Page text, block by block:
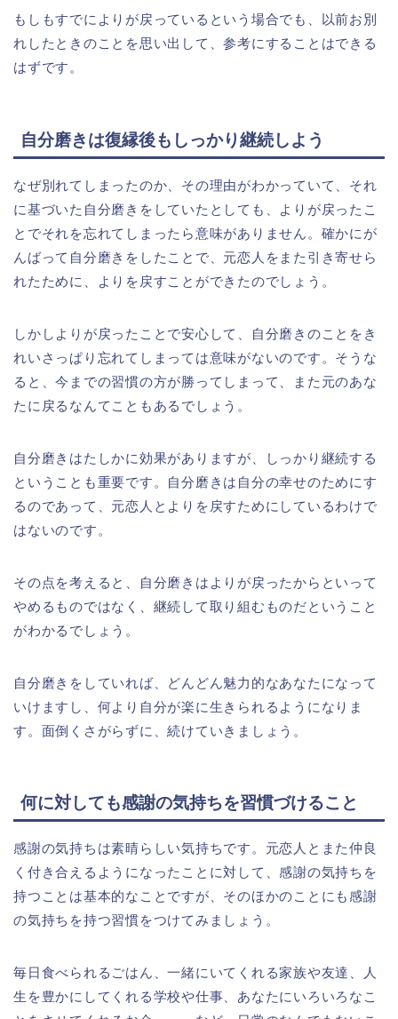
もしもすでによりが戻っているという場合でも、以前お別
れしたときのことを思い出して、参考にすることはできる
はずです。
自分磨きは復縁後もしっかり継続しよう
なぜ別れてしまったのか、その理由がわかっていて、それ
に基づいた自分磨きをしていたとしても、よりが戻ったこ
とでそれを忘れてしまったら意味がありません。確かにが
んばって自分磨きをしたことで、元恋人をまた引き寄せら
れたために、よりを戻すことができたのでしょう。
しかしよりが戻ったことで安心して、自分磨きのことをき
れいさっぱり忘れてしまっては意味がないのです。そうな
ると、今までの習慣の方が勝ってしまって、また元のあな
たに戻るなんてこともあるでしょう。
自分磨きはたしかに効果がありますが、しっかり継続する
ということも重要です。自分磨きは自分の幸せのためにす
るのであって、元恋人とよりを戻すためにしているわけで
はないのです。
その点を考えると、自分磨きはよりが戻ったからといって
やめるものではなく、継続して取り組むものだということ
がわかるでしょう。
自分磨きをしていれば、どんどん魅力的なあなたになって
いけますし、何より自分が楽に生きられるようになりま
す。面倒くさがらずに、続けていきましょう。
何に対しても感謝の気持ちを習慣づけること
感謝の気持ちは素晴らしい気持ちです。元恋人とまた仲良
く付き合えるようになったことに対して、感謝の気持ちを
持つことは基本的なことですが、そのほかのことにも感謝
の気持ちを持つ習慣をつけてみましょう。
毎日食べられるごはん、一緒にいてくれる家族や友達、人
生を豊かにしてくれる学校や仕事、あなたにいろいろなこ